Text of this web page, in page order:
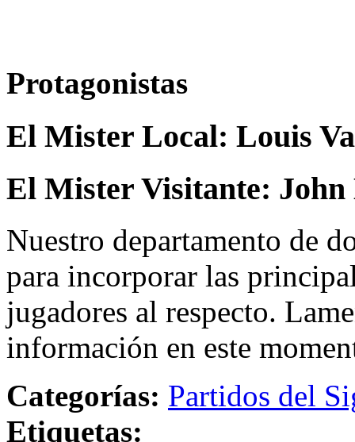
Protagonistas
El Mister Local: Louis
El Mister Visitante: John
Nuestro departamento de
para incorporar las
jugadores al respecto.
información en este
Categorías: Partidos del
Etiquetas: